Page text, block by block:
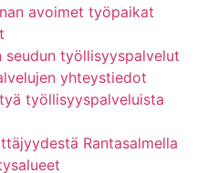
avoimet työpaikat
seudun työllisyyspalvelut
yhteystiedot
työllisyyspalveluista
Rantasalmella